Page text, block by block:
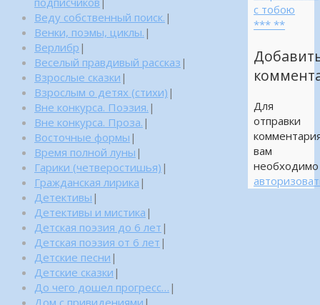
с тобою
*** **
Для
отправки
вам
необходимо
Веду собственный поиск. |
Венки, поэмы, циклы. |
Верлибр |
Веселый правдивый рассказ |
Взрослые сказки |
Взрослым о детях (стихи) |
Вне конкурса. Поэзия. |
Вне конкурса. Проза. |
Восточные формы |
Время полной луны |
Гарики (четверостишья) |
Гражданская лирика |
Детективы |
Детективы и мистика |
Детская поэзия до 6 лет |
Детская поэзия от 6 лет |
Детские песни |
Детские сказки |
До чего дошел прогресс… |
Дом с привидениями |